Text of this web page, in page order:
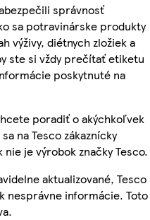
správnosť
sa potravinárske produkty
výživy, diétnych zložiek a
ste si vždy prečítať etiketu
poskytnuté na
poradiť o akýchkoľvek
na Tesco zákaznícky
je výrobok značky Tesco.
aktualizované, Tesco
nesprávne informácie. Toto